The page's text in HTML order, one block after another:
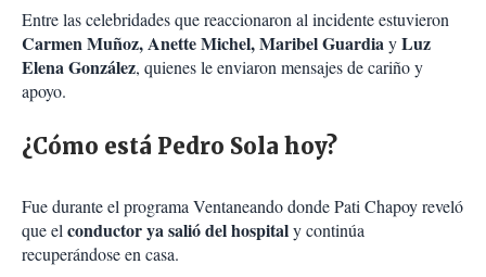
Entre las celebridades que reaccionaron al incidente estuvieron
Carmen Muñoz, Anette Michel, Maribel GuardiayLuz
Elena González, quienes le enviaron mensajes de cariño y
apoyo.
¿Cómo está Pedro Sola hoy?
Fue durante el programa Ventaneando donde Pati Chapoy reveló
que elconductor ya salió del hospitaly continúa
recuperándose en casa.